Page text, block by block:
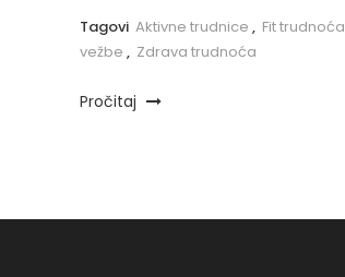
Tagovi Aktivne trudnice , Fit trudnoća
vežbe , Zdrava trudnoća
Pročitaj